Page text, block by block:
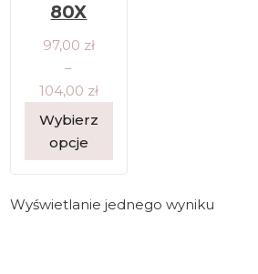
80X
97,00 zł
–
104,00 zł
Zakres cen: od 97,00 zł do 104,00 zł
Wybierz
opcje
Wyświetlanie jednego wyniku